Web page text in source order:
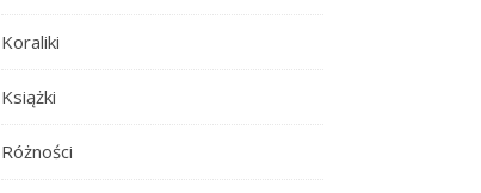
Koraliki
Książki
Różności